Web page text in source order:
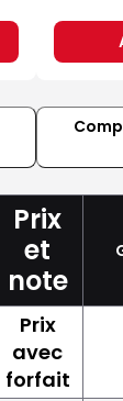
Prix
et
note
Prix
avec
forfait